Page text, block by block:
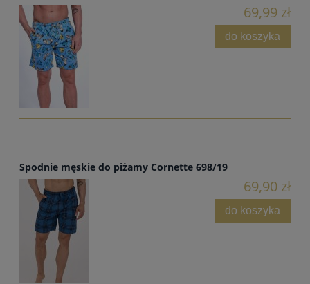
69,99 zł
do koszyka
Spodnie męskie do piżamy Cornette 698/19
69,90 zł
do koszyka